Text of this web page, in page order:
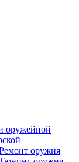
оружейной
оружия